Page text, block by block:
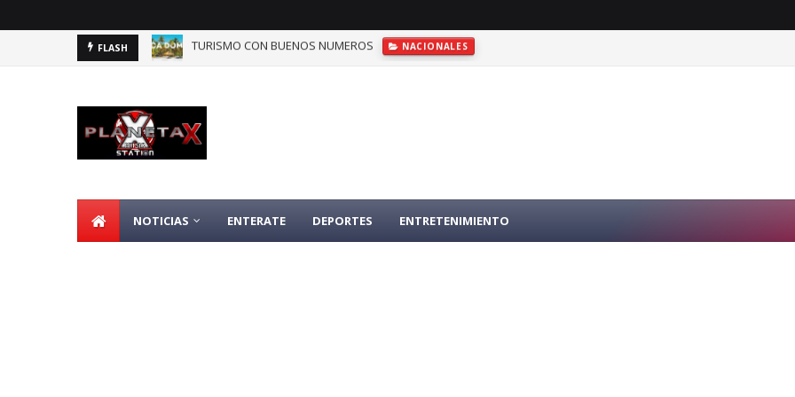
FLASH
TURISMO CON BUENOS NUMEROS NACIONALES
DOMINICANOS DEPENDIENTES DE SEGURO PÚBLICO EN N.Y.
NOTICIAS ENTERATE DEPORTES ENTRETENIMIENTO